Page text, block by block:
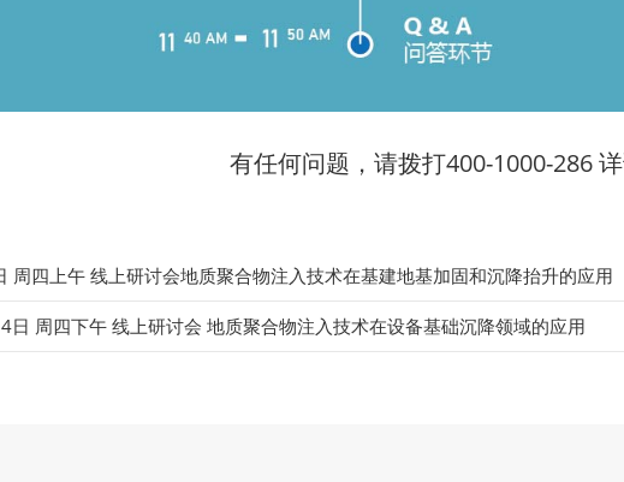
有任何问题，请拨打400-1000-286 详
周四上午 线上研讨会地质聚合物注入技术在基建地基加固和沉降抬升的应用
日 周四下午 线上研讨会 地质聚合物注入技术在设备基础沉降领域的应用